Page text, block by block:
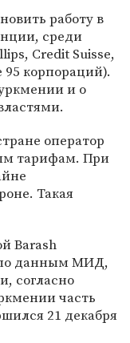
работу в
среди
Credit Suisse,
95 корпораций).
и о
оператор
тарифам. При
Такая
Barash
по данным МИД,
согласно
часть
21 декабря